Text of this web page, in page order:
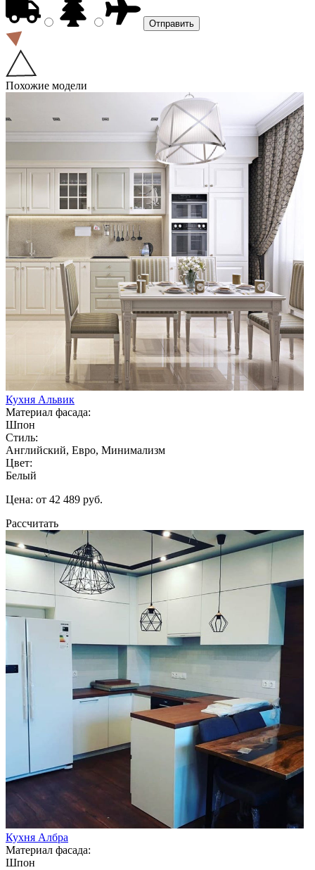
Похожие модели
Кухня Альвик
Материал фасада:
Шпон
Стиль:
Английский, Евро, Минимализм
Цвет:
Белый
Цена: от 42 489 руб.
Рассчитать
Кухня Албра
Материал фасада:
Шпон